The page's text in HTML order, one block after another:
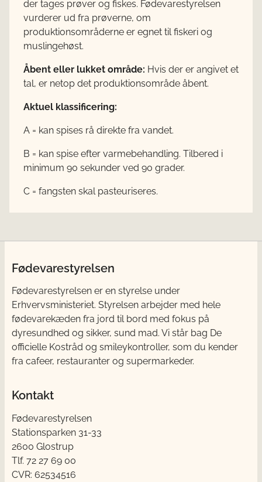
der tages prøver og fiskes. Fødevarestyrelsen
vurderer ud fra prøverne, om
produktionsområderne er egnet til fiskeri og
muslingehøst.
Åbent eller lukket område: Hvis der er angivet et
tal, er netop det produktionsområde åbent.
Aktuel klassificering:
A = kan spises rå direkte fra vandet.
B = kan spise efter varmebehandling. Tilbered i
minimum 90 sekunder ved 90 grader.
C = fangsten skal pasteuriseres.
Fødevarestyrelsen
Fødevarestyrelsen er en styrelse under
Erhvervsministeriet. Styrelsen arbejder med hele
fødevarekæden fra jord til bord med fokus på
dyresundhed og sikker, sund mad. Vi står bag De
officielle Kostråd og smileykontroller, som du kender
fra cafeer, restauranter og supermarkeder.
Kontakt
Fødevarestyrelsen
Stationsparken 31-33
2600 Glostrup
Tlf. 72 2​​​7 69 00
CVR: 62534516